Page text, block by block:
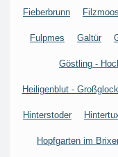
Fieberbrunn Filzmoos
Fulpmes Galtür
Göstling -
Heiligenblut -
Hinterstoder
Hopfgarten im